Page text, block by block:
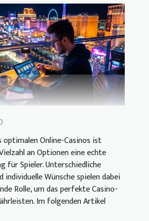
optimalen Online-Casinos ist
an Optionen eine echte
für Spieler. Unterschiedliche
individuelle Wünsche spielen dabei
Rolle, um das perfekte Casino-
Im folgenden Artikel